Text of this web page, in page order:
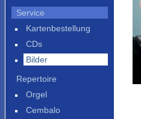
Service
Kartenbestellung
CDs
Bilder
Repertoire
Orgel
Cembalo